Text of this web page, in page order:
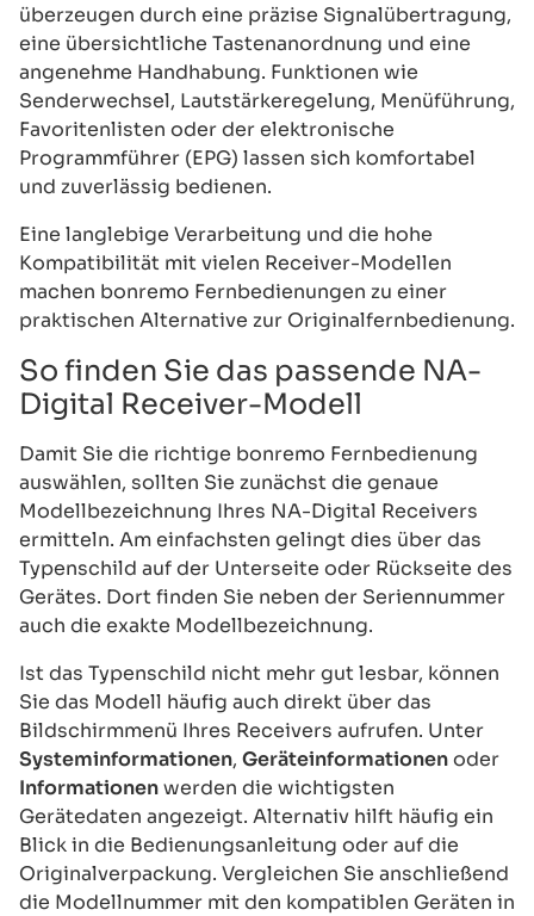
überzeugen durch eine präzise Signalübertragung,
eine übersichtliche Tastenanordnung und eine
angenehme Handhabung. Funktionen wie
Senderwechsel, Lautstärkeregelung, Menüführung,
Favoritenlisten oder der elektronische
Programmführer (EPG) lassen sich komfortabel
und zuverlässig bedienen.
Eine langlebige Verarbeitung und die hohe
Kompatibilität mit vielen Receiver-Modellen
machen bonremo Fernbedienungen zu einer
praktischen Alternative zur Originalfernbedienung.
So finden Sie das passende NA-
Digital Receiver-Modell
Damit Sie die richtige bonremo Fernbedienung
auswählen, sollten Sie zunächst die genaue
Modellbezeichnung Ihres NA-Digital Receivers
ermitteln. Am einfachsten gelingt dies über das
Typenschild auf der Unterseite oder Rückseite des
Gerätes. Dort finden Sie neben der Seriennummer
auch die exakte Modellbezeichnung.
Ist das Typenschild nicht mehr gut lesbar, können
Sie das Modell häufig auch direkt über das
Bildschirmmenü Ihres Receivers aufrufen. Unter
Systeminformationen, Geräteinformationenoder
Informationenwerden die wichtigsten
Gerätedaten angezeigt. Alternativ hilft häufig ein
Blick in die Bedienungsanleitung oder auf die
Originalverpackung. Vergleichen Sie anschließend
die Modellnummer mit den kompatiblen Geräten in